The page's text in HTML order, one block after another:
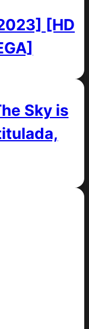
[HD
Sky is